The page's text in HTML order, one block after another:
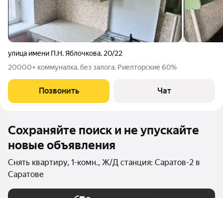
улица имени П.Н. Яблочкова, 20/22
20000+ коммуналка, без залога. Риелторские 60%
Позвонить Чат
Сохраняйте поиск и не упускайте
новые объявления
Снять квартиру, 1-комн., Ж/Д станция: Саратов-2 в
Саратове